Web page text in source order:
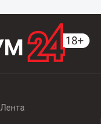
Лента